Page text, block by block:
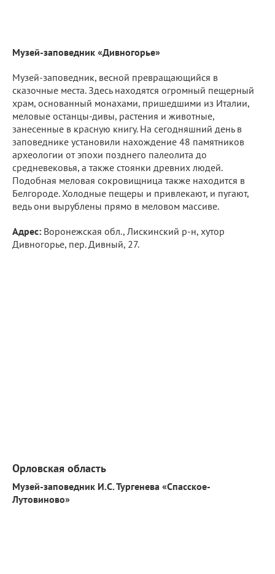
Музей-заповедник «Дивногорье»
Музей-заповедник, весной превращающийся в
сказочные места. Здесь находятся огромный пещерный
храм, основанный монахами, пришедшими из Италии,
меловые останцы-дивы, растения и животные,
занесенные в красную книгу. На сегодняшний день в
заповеднике установили нахождение 48 памятников
археологии от эпохи позднего палеолита до
средневековья, а также стоянки древних людей.
Подобная меловая сокровищница также находится в
Белгороде. Холодные пещеры и привлекают, и пугают,
ведь они вырублены прямо в меловом массиве.
Адрес: Воронежская обл., Лискинский р-н, хутор
Дивногорье, пер. Дивный, 27.
Орловская область
Музей-заповедник И.С. Тургенева «Спасское-
Лутовиново»